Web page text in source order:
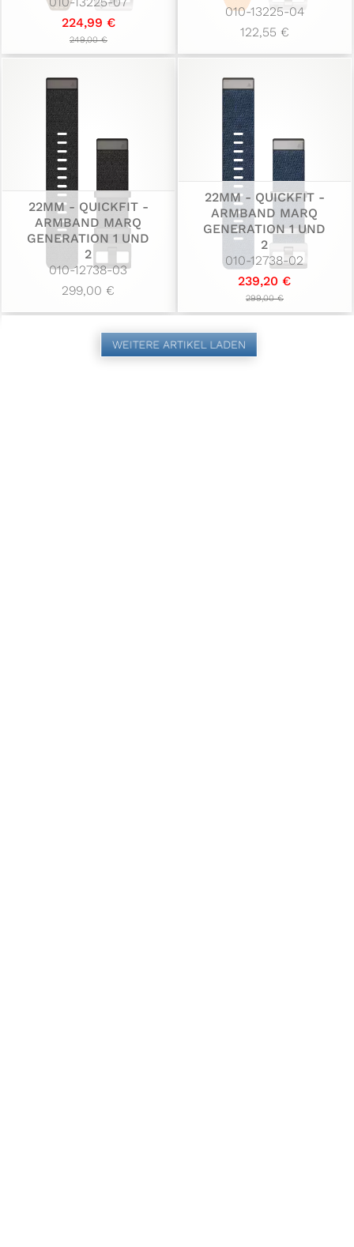
224,99 €
249,00 €
010-13225-04
122,55 €
22MM - QUICKFIT -
ARMBAND MARQ
GENERATION 1 UND
2
010-12738-03
299,00 €
22MM - QUICKFIT -
ARMBAND MARQ
GENERATION 1 UND
2
010-12738-02
239,20 €
299,00 €
WEITERE ARTIKEL LADEN